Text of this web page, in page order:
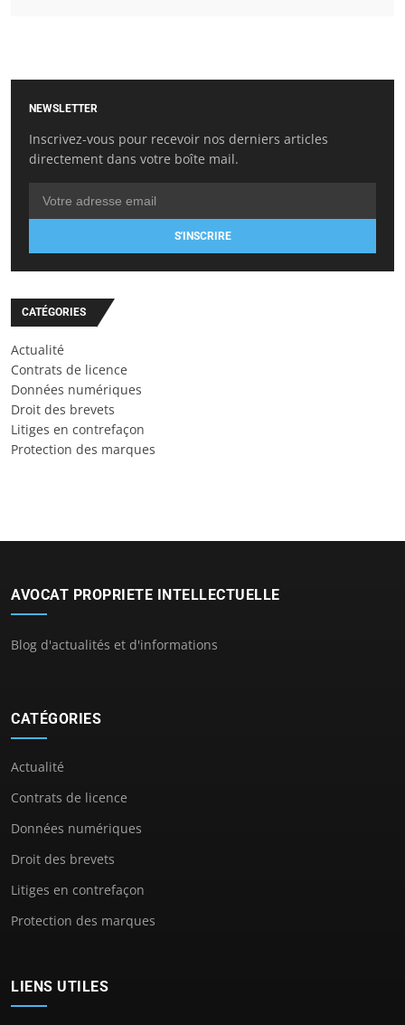
NEWSLETTER
Inscrivez-vous pour recevoir nos derniers articles
directement dans votre boîte mail.
S'INSCRIRE
CATÉGORIES
Actualité
Contrats de licence
Données numériques
Droit des brevets
Litiges en contrefaçon
Protection des marques
AVOCAT PROPRIETE INTELLECTUELLE
Blog d'actualités et d'informations
CATÉGORIES
Actualité
Contrats de licence
Données numériques
Droit des brevets
Litiges en contrefaçon
Protection des marques
LIENS UTILES